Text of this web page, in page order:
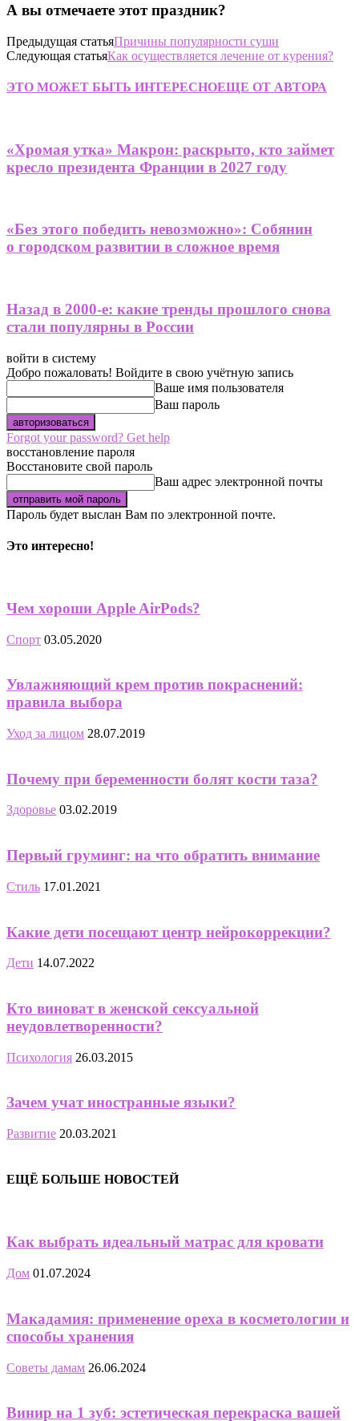
А вы отмечаете этот праздник?
Предыдущая статьяПричины популярности суши
Следующая статьяКак осуществляется лечение от курения?
ЭТО МОЖЕТ БЫТЬ ИНТЕРЕСНОЕЩЕ ОТ АВТОРА
«Хромая утка» Макрон: раскрыто, кто займет
кресло президента Франции в 2027 году
«Без этого победить невозможно»: Собянин
о городском развитии в сложное время
Назад в 2000-е: какие тренды прошлого снова
стали популярны в России
войти в систему
Добро пожаловать! Войдите в свою учётную запись
Ваше имя пользователя
Ваш пароль
Forgot your password? Get help
восстановление пароля
Восстановите свой пароль
Ваш адрес электронной почты
Пароль будет выслан Вам по электронной почте.
Это интересно!
Чем хороши Apple AirPods?
Спорт 03.05.2020
Увлажняющий крем против покраснений:
правила выбора
Уход за лицом 28.07.2019
Почему при беременности болят кости таза?
Здоровье 03.02.2019
Первый груминг: на что обратить внимание
Стиль 17.01.2021
Какие дети посещают центр нейрокоррекции?
Дети 14.07.2022
Кто виноват в женской сексуальной
неудовлетворенности?
Психология 26.03.2015
Зачем учат иностранные языки?
Развитие 20.03.2021
ЕЩЁ БОЛЬШЕ НОВОСТЕЙ
Как выбрать идеальный матрас для кровати
Дом 01.07.2024
Макадамия: применение ореха в косметологии и
способы хранения
Советы дамам 26.06.2024
Винир на 1 зуб: эстетическая перекраска вашей